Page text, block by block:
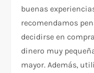
buenas
recomendamos
decidirse en
dinero muy
mayor. Además,